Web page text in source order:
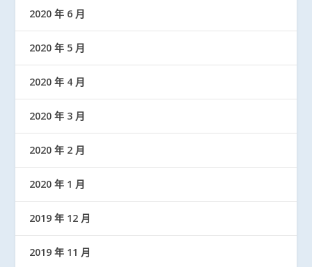
2020 年 6 月
2020 年 5 月
2020 年 4 月
2020 年 3 月
2020 年 2 月
2020 年 1 月
2019 年 12 月
2019 年 11 月